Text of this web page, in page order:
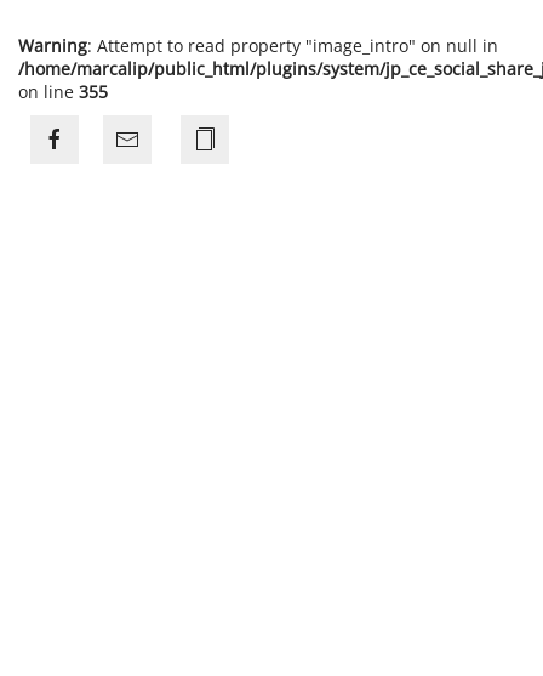
Warning: Attempt to read property "image_intro" on null in
/home/marcalip/public_html/plugins/system/
on line 355